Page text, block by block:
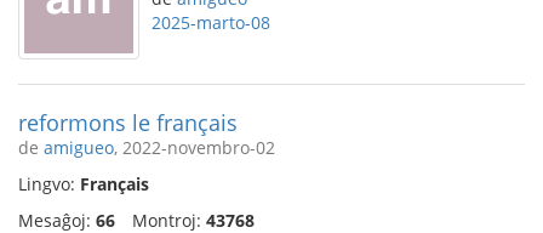
2025-marto-08
reformons le français
de amigueo, 2022-novembro-02
Lingvo: Français
Mesaĝoj: 66 Montroj: 43768